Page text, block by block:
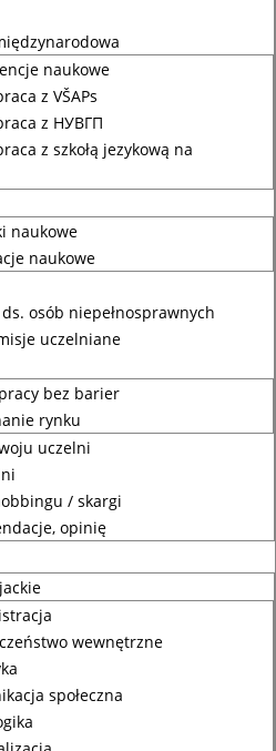
naukowe
z VŠAPs
z НУВГП
z szkołą jezykową na
naukowe
naukowe
ds. osób niepełnosprawnych
uczelniane
bez barier
rynku
uczelni
/ skargi
opinię
wewnętrzne
społeczna